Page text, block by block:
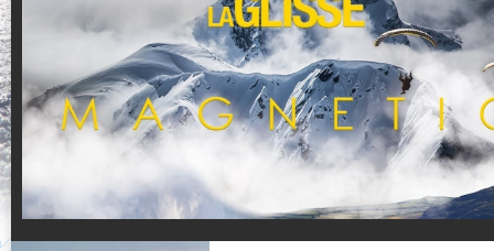
Aujourd'hui : T° Min : °C T° Max :°C
Suivez en direct l'actualité des stations